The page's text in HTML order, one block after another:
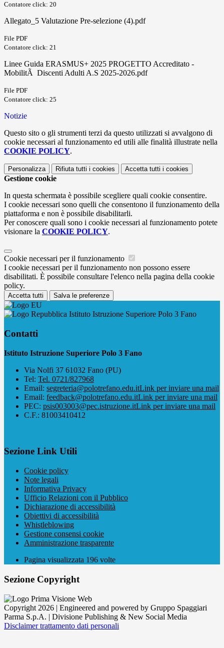
Contatore click: 20
Allegato_5 Valutazione Pre-selezione (4).pdf
File PDF
Contatore click: 21
Linee Guida ERASMUS+ 2025 PROGETTO Accreditato -
MobilitÃ Discenti Adulti A.S 2025-2026.pdf
File PDF
Contatore click: 25
Notizie
Questo sito o gli strumenti terzi da questo utilizzati si avvalgono di
cookie necessari al funzionamento ed utili alle finalità illustrate nella
COOKIE POLICY.
Personalizza Rifiuta tutti i cookies Accetta tutti i cookies
Gestione cookie
In questa schermata è possibile scegliere quali cookie consentire.
I cookie necessari sono quelli che consentono il funzionamento della
piattaforma e non è possibile disabilitarli.
Per conoscere quali sono i cookie necessari al funzionamento potete
visionare la COOKIE POLICY.
Cookie necessari per il funzionamento
I cookie necessari per il funzionamento non possono essere
disabilitati. È possibile consultare l'elenco nella pagina della cookie
policy.
Accetta tutti Salva le preferenze
Istituto Istruzione Superiore Polo 3 Fano
Contatti
Istituto Istruzione Superiore Polo 3 Fano
Via Nolfi 37 61032 Fano (PU)
Tel: Tel. 0721/827968
Email: segreteria@polotrefano.e​du.itLink per inviare una mail
Email: feedback@polotrefano.edu.itLink per inviare una mail
PEC: psis003003@pec.istruzione.itLink per inviare una mail
C.F.: 81003410412
Sezione Link Utili
Cookie policy
Note legali
Informativa Privacy
Ufficio Relazioni con il Pubblico
Dichiarazione di accessibilità
Obiettivi di accessibilità
Whistleblowing
Gestione consensi cookie
Amministrazione trasparente
Pagina visualizzata 196 volte
Sezione Copyright
Copyright 2026 | Engineered and powered by Gruppo Spaggiari
Parma S.p.A. | Divisione Publishing & New Social Media
Disclaimer trattamento dati personali